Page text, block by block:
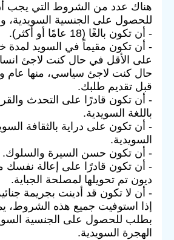
هناك عدد من الشروط التي يجب
للحصول على الجنسية السويدية،
- أن تكون بالغًا (18 عامًا أو أكثر).
- أن تكون مقيماً في السويد
على الأقل في حال كنت لاجئ
حال كنت لاجئ سياسي، منها عام
قبل تقديم طلبك.
- أن تكون قادرًا على التحدث
باللغة السويدية.
- أن تكون على دراية بالثقافة
السويدية.
- أن تكون حسن السيرة والسلوك.
- أن تكون قادرًا على إعالة نفسك
ديون تم تحويلها لمصلحة الجباية.
- أن لا تكون قد أدينت بجريمة
إذا استوفيت جميع هذه الشروط،
بطلب للحصول على الجنسية
الهجرة السويدية.